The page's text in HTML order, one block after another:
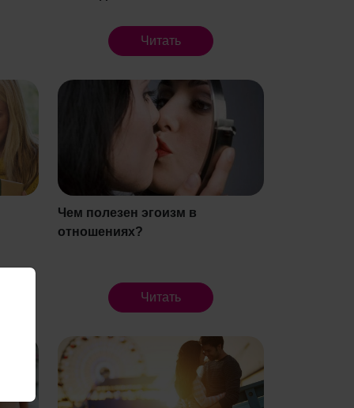
Читать
Чем полезен эгоизм в
отношениях?
Читать